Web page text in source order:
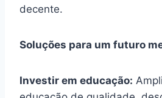
decente.
Soluções para um futuro
Investir em educação: